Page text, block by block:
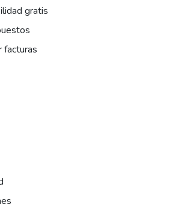
gratis
facturas